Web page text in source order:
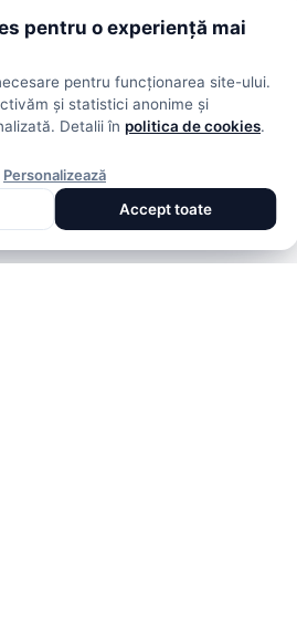
Scoruri live
pentru o experiență mai
pentru funcționarea site-ului.
și statistici anonime și
Detalii în politica de cookies.
Personalizează
Accept toate